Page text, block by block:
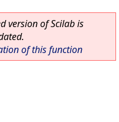
version of Scilab is
of this function